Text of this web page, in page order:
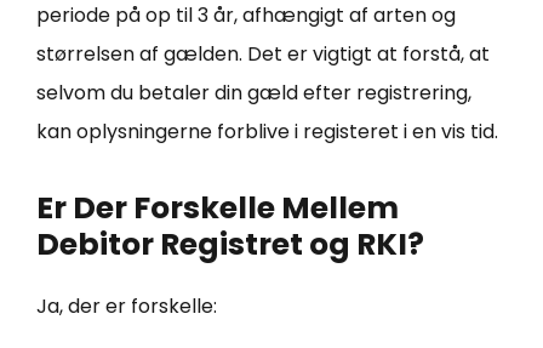
periode på op til 3 år, afhængigt af arten og
størrelsen af gælden. Det er vigtigt at forstå, at
selvom du betaler din gæld efter registrering,
kan oplysningerne forblive i registeret i en vis tid.
Er Der Forskelle Mellem
Debitor Registret og RKI?
Ja, der er forskelle: